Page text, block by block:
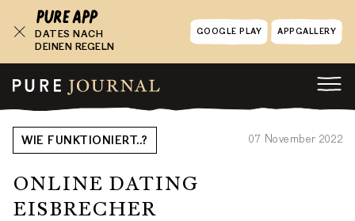
DATES NACH
DEINEN REGELN
GOOGLE PLAY APPGALLERY
WIE FUNKTIONIERT..? 07 November 2022
ONLINE DATING
EISBRECHER